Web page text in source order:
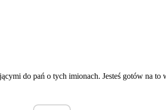
do pań o tych imionach. Jesteś gotów na to